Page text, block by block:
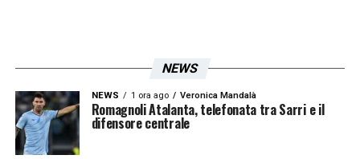
NEWS
NEWS 1 ora ago Veronica Mandalà
Romagnoli Atalanta, telefonata tra Sarri e il
difensore centrale